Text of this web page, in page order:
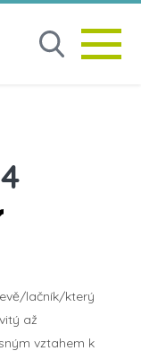
lačník/který
až
vztahem k